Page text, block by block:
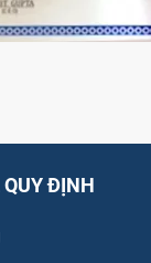
ĐỊNH